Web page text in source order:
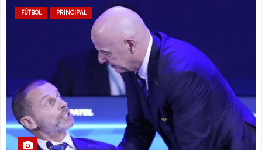
FÚTBOL PRINCIPAL